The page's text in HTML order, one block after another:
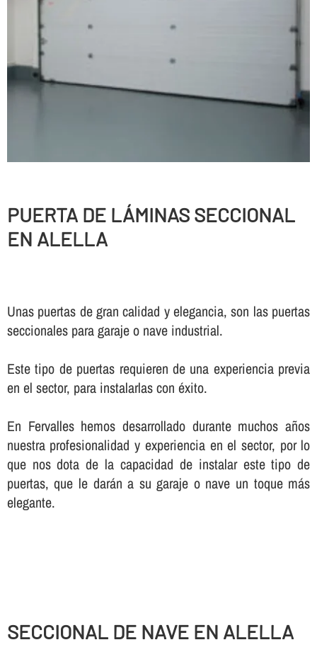
PUERTA DE LÁMINAS SECCIONAL
EN ALELLA
Unas puertas de gran calidad y elegancia, son las puertas
seccionales para garaje o nave industrial.
Este tipo de puertas requieren de una experiencia previa
en el sector, para instalarlas con éxito.
En Fervalles hemos desarrollado durante muchos años
nuestra profesionalidad y experiencia en el sector, por lo
que nos dota de la capacidad de instalar este tipo de
puertas, que le darán a su garaje o nave un toque más
elegante.
SECCIONAL DE NAVE EN ALELLA